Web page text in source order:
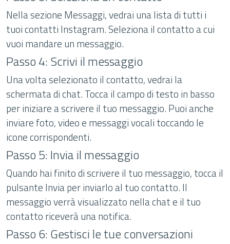
Nella sezione Messaggi, vedrai una lista di tutti i
tuoi contatti Instagram. Seleziona il contatto a cui
vuoi mandare un messaggio.
Passo 4: Scrivi il messaggio
Una volta selezionato il contatto, vedrai la
schermata di chat. Tocca il campo di testo in basso
per iniziare a scrivere il tuo messaggio. Puoi anche
inviare foto, video e messaggi vocali toccando le
icone corrispondenti.
Passo 5: Invia il messaggio
Quando hai finito di scrivere il tuo messaggio, tocca il
pulsante Invia per inviarlo al tuo contatto. Il
messaggio verrà visualizzato nella chat e il tuo
contatto riceverà una notifica.
Passo 6: Gestisci le tue conversazioni